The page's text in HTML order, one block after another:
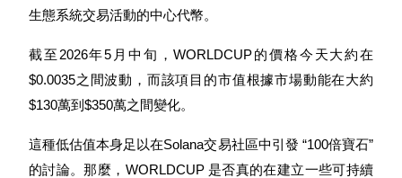
USDC永續
生態系統交易活動的中心代幣。
截至2026年5月中旬，WORLDCUP的價格今天大約在
$0.0035之間波動，而該項目的市值根據市場動能在大約
$130萬到$350萬之間變化。
這種低估值本身足以在Solana交易社區中引發 “100倍寶石”
的討論。那麼，WORLDCUP 是否真的在建立一些可持續